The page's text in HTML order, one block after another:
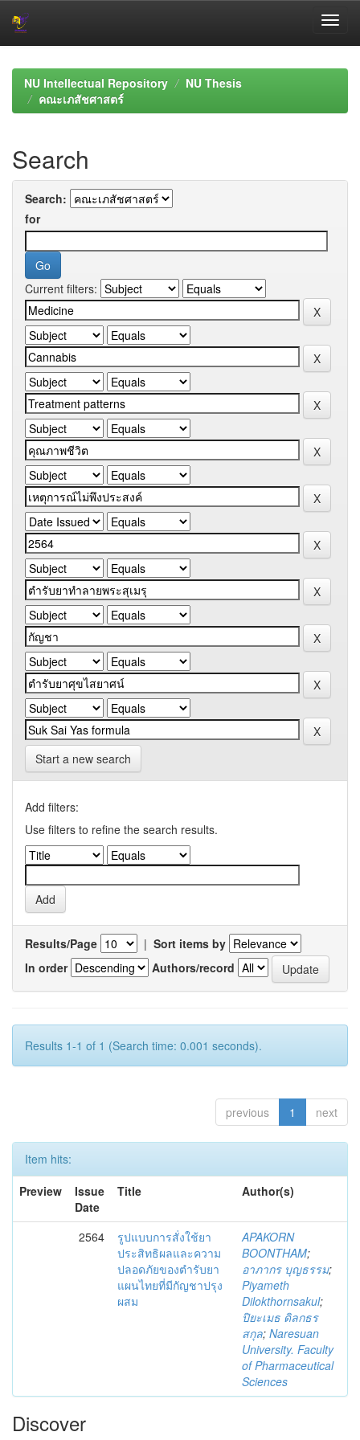
navigationNU Intellectual Repository
NU Thesis
คณะเภสัชศาสตร์
Search
Search:
for
Current filters:
Start a new search
Add filters:
Use filters to refine the search results.
Results/Page | Sort items by
In order
Authors/record
Results 1-1 of 1 (Search time: 0.001 seconds).
previous 1 next
Item hits:
Preview
Issue
Date
Title Author(s)
2564
รูปแบบการสั่งใช้ยา
ประสิทธิผลและความ
ปลอดภัยของตำรับยา
แผนไทยที่มีกัญชาปรุง
ผสม
APAKORN
BOONTHAM;
อาภากร บุญธรรม;
Piyameth
Dilokthornsakul;
ปิยะเมธ ดิลกธร
สกุล; Naresuan
University. Faculty
of Pharmaceutical
Sciences
Discover